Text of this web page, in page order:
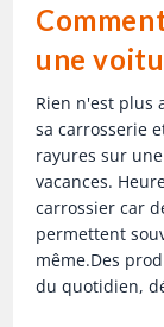
une
Rien n'est plus
sa carrosserie
rayures sur
vacances.
carrossier car
permettent
même.Des
du quotidien,